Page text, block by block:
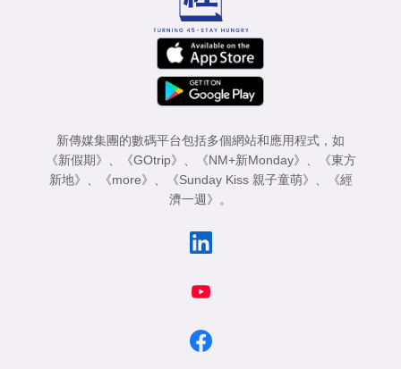
新傳媒集團的數碼平台包括多個網站和應用程式，如
《新假期》
《GOtrip》 《NM+新Monday》
《東方
新地》
《more》 《Sunday Kiss 親子童萌》
《經
濟一週》
。